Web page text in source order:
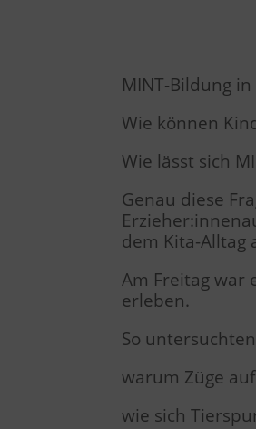
MINT-Bildung
Wie können
Wie lässt sich
Genau diese
dem Kita-Alltag
Am Freitag war
erleben.
So
warum Züge
wie sich